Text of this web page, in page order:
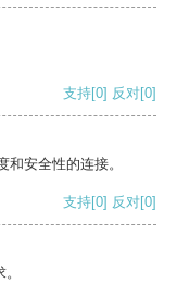
支持[0] 反对[0]
安全性的连接。
支持[0] 反对[0]